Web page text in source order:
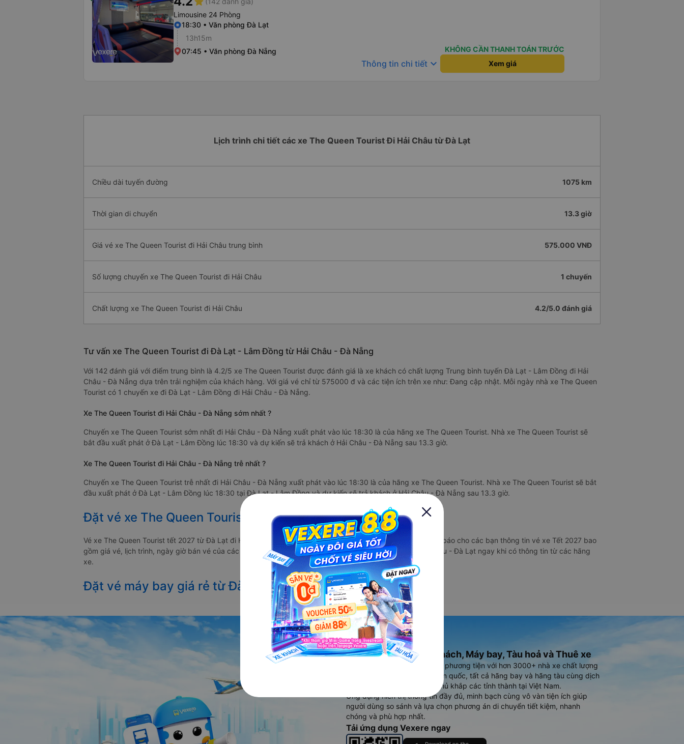
Limousine 24 Phòng
18:30 • Văn phòng Đà Lạt
13h15m
07:45 • Văn phòng Đà Nẵng
KHÔNG CẦN THANH TOÁN TRƯỚC
Thông tin chi tiết keyboard_arrow_down Xem giá
Lịch trình chi tiết các xe The Queen Tourist Đi Hải Châu từ Đà Lạt
Chiều dài tuyến đường 1075 km
Thời gian di chuyển 13.3 giờ
Giá vé xe The Queen Tourist đi Hải Châu trung bình 575.000 VNĐ
Số lượng chuyến xe The Queen Tourist đi Hải Châu 1 chuyến
Chất lượng xe The Queen Tourist đi Hải Châu 4.2/5.0 đánh giá
Tư vấn xe The Queen Tourist đi Đà Lạt - Lâm Đồng từ Hải Châu - Đà Nẵng
Với 142 đánh giá với điểm trung bình là 4.2/5 xe The Queen Tourist được đánh giá là xe khách có chất lượng Trung bình tuyến Đà Lạt - Lâm Đồng đi Hải
Châu - Đà Nẵng dựa trên trải nghiệm của khách hàng. Với giá vé chỉ từ 575000 đ và các tiện ích trên xe như: Đang cập nhật. Mỗi ngày nhà xe The Queen
Tourist có 1 chuyến xe đi Đà Lạt - Lâm Đồng đi Hải Châu - Đà Nẵng.
Xe The Queen Tourist đi Hải Châu - Đà Nẵng sớm nhất ?
Chuyến xe The Queen Tourist sớm nhất đi Hải Châu - Đà Nẵng xuất phát vào lúc 18:30 là của hãng xe The Queen Tourist. Nhà xe The Queen Tourist sẽ
bắt đầu xuất phát ở Đà Lạt - Lâm Đồng lúc 18:30 và dự kiến sẽ trả khách ở Hải Châu - Đà Nẵng sau 13.3 giờ.
Xe The Queen Tourist đi Hải Châu - Đà Nẵng trễ nhất ?
Chuyến xe The Queen Tourist trễ nhất đi Hải Châu - Đà Nẵng xuất phát vào lúc 18:30 là của hãng xe The Queen Tourist. Nhà xe The Queen Tourist sẽ bắt
đầu xuất phát ở Đà Lạt - Lâm Đồng lúc 18:30 tại Đà Lạt - Lâm Đồng và dự kiến sẽ trả khách ở Hải Châu - Đà Nẵng sau 13.3 giờ.
Đặt vé xe The Queen Tourist Tết 2027 từ Đà Lạt đi Hải Châu
Vé xe The Queen Tourist tết 2027 từ Đà Lạt đi Hải Châu vẫn chưa được công bố. Vexere.com sẽ sớm thông báo cho các bạn thông tin vé xe Tết 2027 bao
gồm giá vé, lịch trình, ngày giờ bán vé của các hãng xe khách đi tuyến đường Đà Lạt - Hải Châu và Hải Châu - Đà Lạt ngay khi có thông tin từ các hãng
xe.
Đặt vé máy bay giá rẻ từ Đà Lạt đi Hải Châu
Ứng dụng đặt vé Xe khách, Máy bay, Tàu hoả và Thuê xe
Vexere - ứng dụng đặt vé đa phương tiện với hơn 3000+ nhà xe chất lượng
cao, 5000+ tuyến đường toàn quốc, tất cả hãng bay và hãng tàu cùng dịch
vụ thuê xe máy, xe du lịch phủ khắp các tỉnh thành tại Việt Nam.
Ứng dụng hiển thị thông tin đầy đủ, minh bạch cùng vô vàn tiện ích giúp
người dùng so sánh và lựa chọn phương án di chuyển tiết kiệm, nhanh
chóng và phù hợp nhất.
Tải ứng dụng Vexere ngay